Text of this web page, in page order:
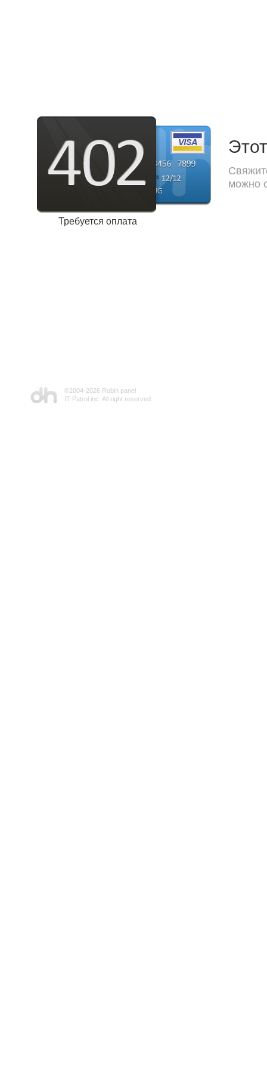
Требуется оплата
можно
©2004-2026 Robin panel
IT Patrol inc. All right reserved.